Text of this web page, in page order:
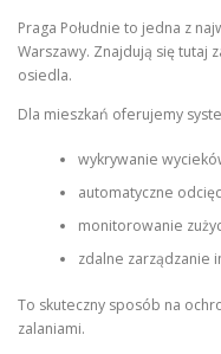
Praga Południe to jedna z
Warszawy. Znajdują się tutaj
osiedla.
Dla mieszkań oferujemy
wykrywanie
automatyczne
monitorowanie
zdalne zarządzanie
To skuteczny sposób na
zalaniami.